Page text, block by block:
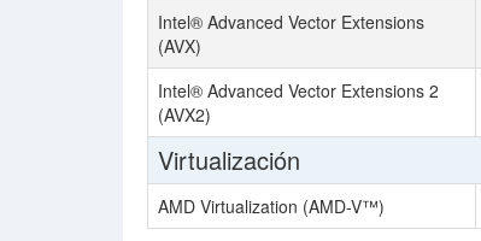
Intel® Advanced Vector Extensions
(AVX)
Intel® Advanced Vector Extensions 2
(AVX2)
Virtualización
AMD Virtualization (AMD-V™)